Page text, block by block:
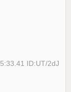
ID:UT/2dJ